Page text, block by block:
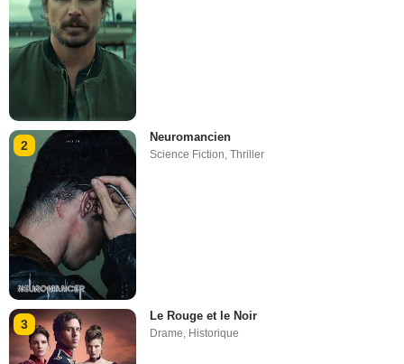
2
Neuromancien
Science Fiction,Thriller
3
Le Rouge et le Noir
Drame, Historique